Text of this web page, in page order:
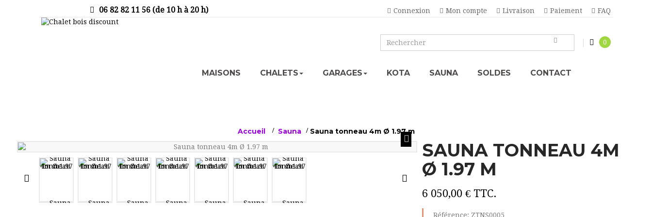
Connexion Mon compte Livraison Paiement FAQ
06 82 82 11 56 (de 10 h à 20 h)
MAISONS CHALETS GARAGES KOTA SAUNA SOLDES CONTACT
0
Accueil > Sauna > Sauna tonneau 4m Ø 1.97 m
SAUNA TONNEAU 4M
Ø 1.97 M
6 050,00 €TTC.
Référence: ZTNS0005